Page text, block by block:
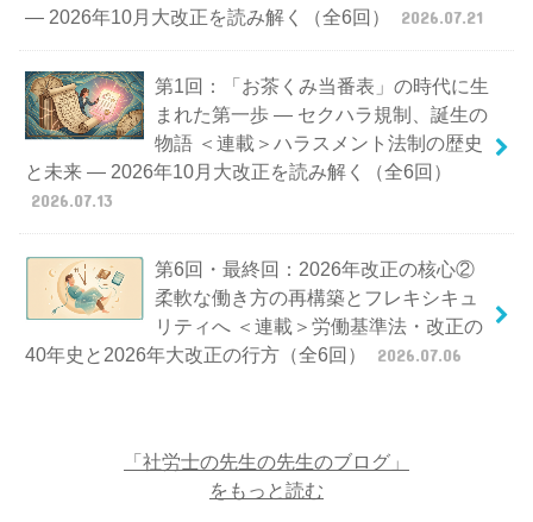
— 2026年10月大改正を読み解く（全6回）
2026.07.21
第1回：「お茶くみ当番表」の時代に生
まれた第一歩 — セクハラ規制、誕生の
物語 ＜連載＞ハラスメント法制の歴史
と未来 — 2026年10月大改正を読み解く（全6回）
2026.07.13
第6回・最終回：2026年改正の核心②
柔軟な働き方の再構築とフレキシキュ
リティへ ＜連載＞労働基準法・改正の
40年史と2026年大改正の行方（全6回）
2026.07.06
「社労士の先生の先生のブログ」
をもっと読む